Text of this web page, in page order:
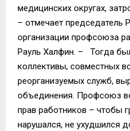
медицинских округах,
– отмечает председатель
организации профсоюза
Рауль Халфин. –
Тогда
коллективы, совместных
реорганизуемых служб,
объединения. Профсоюз
прав работников – чтобы
нарушался, не ухудшился